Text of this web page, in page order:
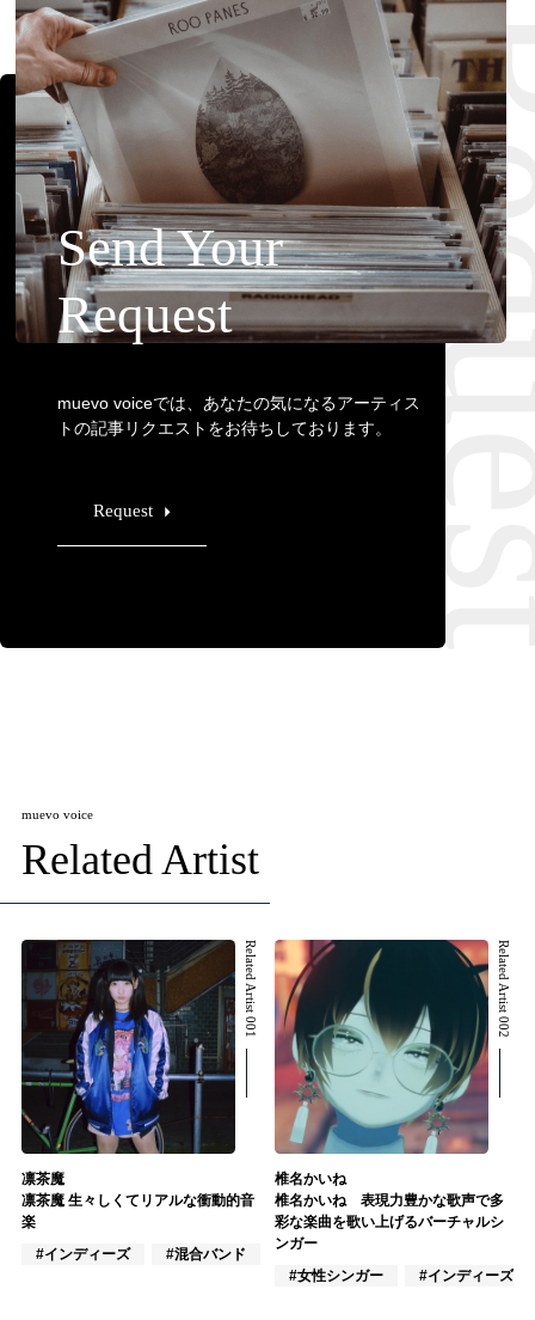
Send Your
Request
muevo voiceでは、あなたの気になるアーティス
トの記事リクエストをお待ちしております。
Request
muevo voice
Related Artist
Related Artist 001
凛茶魔
凛茶魔 生々しくてリアルな衝動的音
楽
#インディーズ
#混合バンド #ロック
Related Artist 002
椎名かいね
椎名かいね 表現力豊かな歌声で多
彩な楽曲を歌い上げるバーチャルシ
ンガー
#女性シンガー
#インディーズ